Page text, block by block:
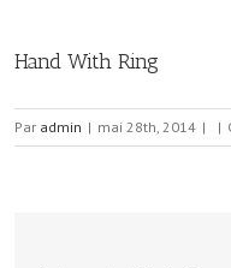
Hand With Ring
Par admin | mai 28th, 2014 | |